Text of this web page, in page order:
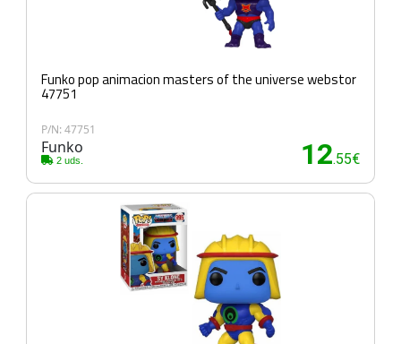
Funko pop animacion masters of the universe webstor
47751
P/N: 47751
Funko
2 uds. 12.55€